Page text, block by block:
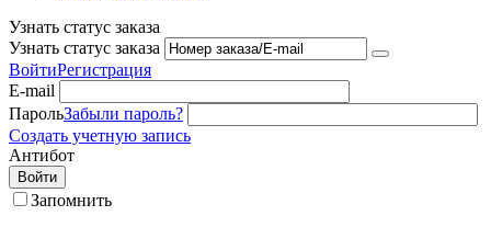
Узнать статус заказа
Узнать статус заказа
ВойтиРегистрация
E-mail
ПарольЗабыли пароль?
Создать учетную запись
Антибот
Войти
Запомнить